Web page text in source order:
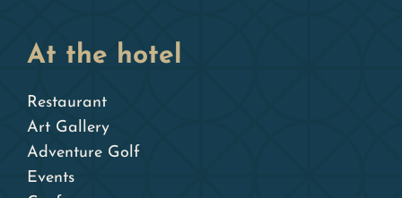
At the hotel
Restaurant
Art Gallery
Adventure Golf
Events